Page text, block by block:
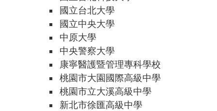
國立台北大學
國立中央大學
中原大學
中央警察大學
康寧醫護暨管理專科學校
桃園市大園國際高級中學
桃園市立大溪高級中學
新北市徐匯高級中學